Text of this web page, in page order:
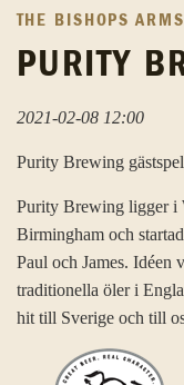
THE BISHOPS ARMS
PURITY
2021-02-08 12:00
Purity Brewing
Purity Brewing ligger i
Birmingham och
Paul och James. Idéen
traditionella öler i
hit till Sverige och till